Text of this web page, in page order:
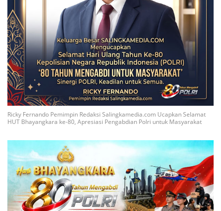
Ricky Fernando Pemimpin Redaksi Salingkamedia.com Ucapkan Selamat
HUT Bhayangkara ke-80, Apresiasi Pengabdian Polri untuk Masyarakat